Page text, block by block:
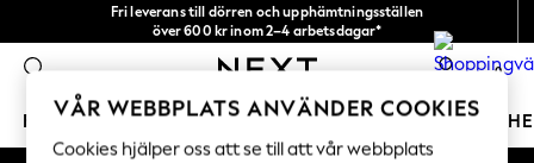
Fri leverans till dörren och upphämtningsställen
över 600 kr inom 2–4 arbetsdagar*
0
FLICKOR POJKAR BABY DAMER HERRAR
An error occurred on client
Våra sociala nätverk
VÅR WEBBPLATS ANVÄNDER COOKIES
Cookies hjälper oss att se till att vår webbplats